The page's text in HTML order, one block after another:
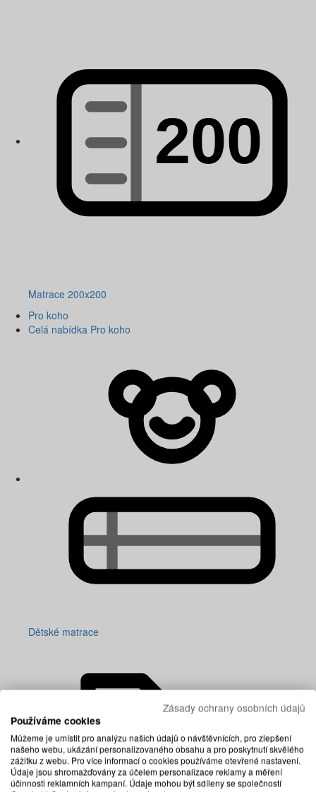
Matrace 200x200
Pro koho
Celá nabídka Pro koho
Dětské matrace
Zásady ochrany osobních údajů
Používáme cookies
Můžeme je umístit pro analýzu našich údajů o návštěvnících, pro zlepšení
našeho webu, ukázání personalizovaného obsahu a pro poskytnutí skvělého
zážitku z webu. Pro více informací o cookies používáme otevřené nastavení.
Údaje jsou shromažďovány za účelem personalizace reklamy a měření
účinnosti reklamních kampaní. Údaje mohou být sdíleny se společností